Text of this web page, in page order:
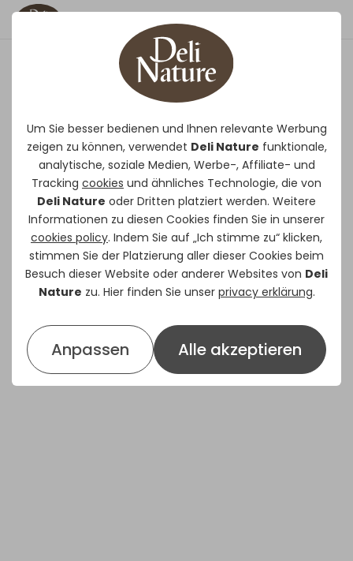
Um Sie besser bedienen und Ihnen relevante Werbung
zeigen zu können, verwendet Deli Nature funktionale,
analytische, soziale Medien, Werbe-, Affiliate- und
Tracking cookies und ähnliches Technologie, die von
Deli Nature oder Dritten platziert werden. Weitere
Informationen zu diesen Cookies finden Sie in unserer
cookies policy. Indem Sie auf „Ich stimme zu“ klicken,
stimmen Sie der Platzierung aller dieser Cookies beim
Besuch dieser Website oder anderer Websites von Deli
Nature zu. Hier finden Sie unser privacy erklärung.
Anpassen Alle akzeptieren
62 - Papageien Zucht
Ist eine abwechslungsreiche
Saatenmischung mit Zirbelnüsse
und Kürbiskernen für Papageien, wie
Graupapageien, Edelpapageien,
Aras, …
ERHÄLTLICH IN
15kg
Zusammensetzung
Sonnenblumenkerne gestreift,
Buchweizen, Hanf, Hafer geschält,
Sonnenblumenkerne weiß, Kardi, weiße
Hirse, Kanariensaat, Paddy Reis, Weizen,
Zibernüsse, Leinsamen, Dari/Sorghum